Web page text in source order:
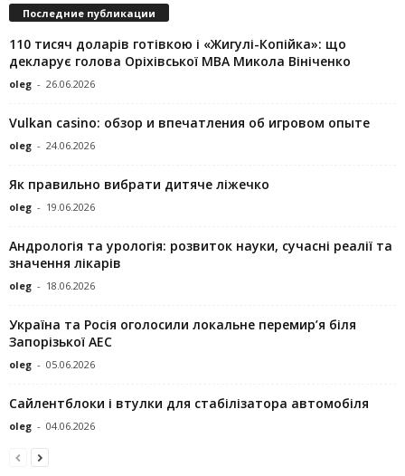
Последние публикации
110 тисяч доларів готівкою і «Жигулі-Копійка»: що
декларує голова Оріхівської МВА Микола Вініченко
oleg - 26.06.2026
Vulkan casino: обзор и впечатления об игровом опыте
oleg - 24.06.2026
Як правильно вибрати дитяче ліжечко
oleg - 19.06.2026
Андрологія та урологія: розвиток науки, сучасні реалії та
значення лікарів
oleg - 18.06.2026
Україна та Росія оголосили локальне перемир’я біля
Запорізької АЕС
oleg - 05.06.2026
Сайлентблоки і втулки для стабілізатора автомобіля
oleg - 04.06.2026